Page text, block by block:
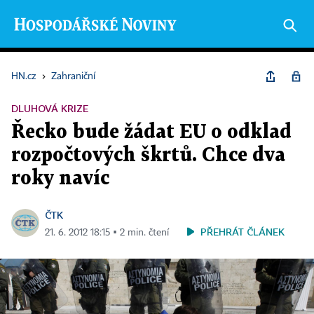
HN.cz › Zahraniční
DLUHOVÁ KRIZE
Řecko bude žádat EU o odklad
rozpočtových škrtů. Chce dva
roky navíc
ČTK
21. 6. 2012 18:15 ▪ 2 min. čtení PŘEHRÁT ČLÁNEK